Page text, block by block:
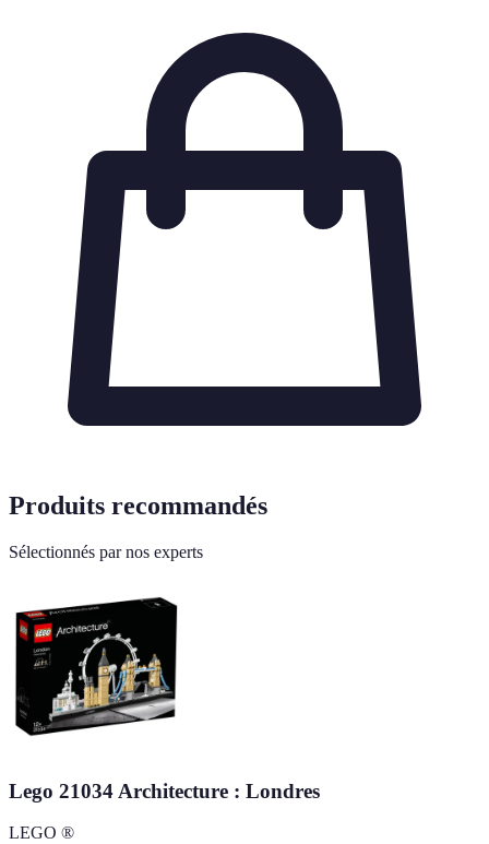
Produits recommandés
Sélectionnés par nos experts
Lego 21034 Architecture : Londres
LEGO ®